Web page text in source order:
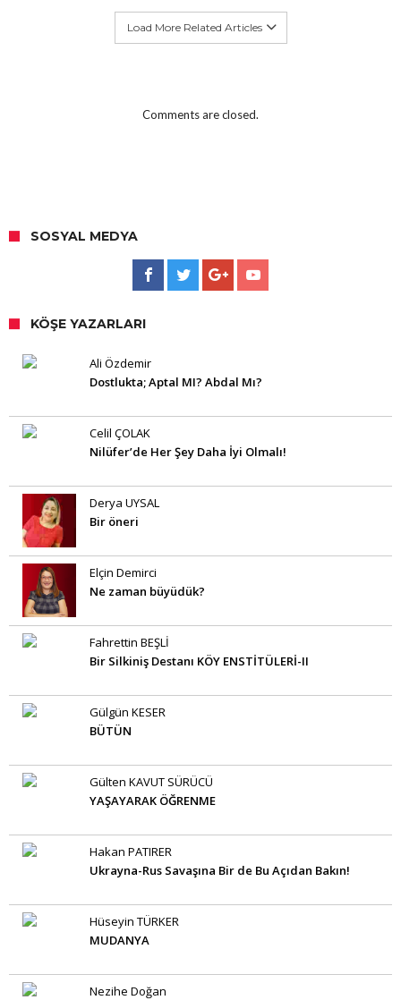
Load More Related Articles
Comments are closed.
SOSYAL MEDYA
KÖŞE YAZARLARI
Ali Özdemir
Dostlukta; Aptal MI? Abdal Mı?
Celil ÇOLAK
Nilüfer’de Her Şey Daha İyi Olmalı!
Derya UYSAL
Bir öneri
Elçin Demirci
Ne zaman büyüdük?
Fahrettin BEŞLİ
Bir Silkiniş Destanı KÖY ENSTİTÜLERİ-II
Gülgün KESER
BÜTÜN
Gülten KAVUT SÜRÜCÜ
YAŞAYARAK ÖĞRENME
Hakan PATIRER
Ukrayna-Rus Savaşına Bir de Bu Açıdan Bakın!
Hüseyin TÜRKER
MUDANYA
Nezihe Doğan